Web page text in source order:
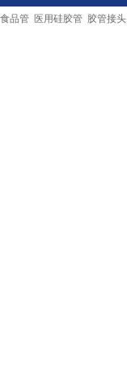
食品管 医用硅胶管 胶管接头